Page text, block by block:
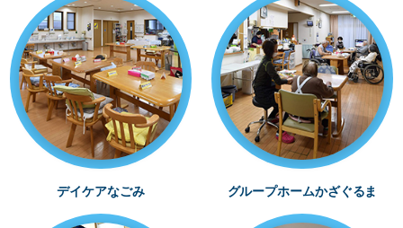
デイケアなごみ グループホームかざぐるま